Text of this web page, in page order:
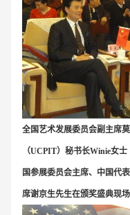
全国艺术发展委员会副主席
（UCPIT）秘书长Winie女
国参展委员会主席、中国代
席谢京生先生在颁奖盛典现场